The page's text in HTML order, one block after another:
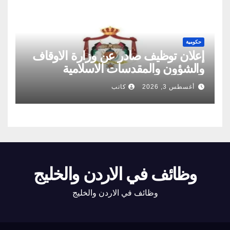
حكومية
إعلان توظيف صادر عن وزارة الاوقاف
والشؤون والمقدسات الاسلامية
أغسطس 3, 2026 كاتب
وظائف في الاردن والخليج
وظائف في الاردن والخليج